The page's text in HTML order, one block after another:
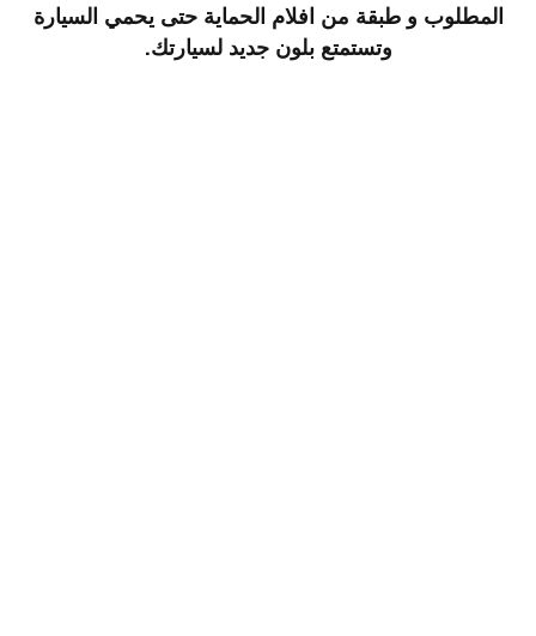
المطلوب و طبقة من افلام الحماية حتى يحمي السيارة
وتستمتع بلون جديد لسيارتك.